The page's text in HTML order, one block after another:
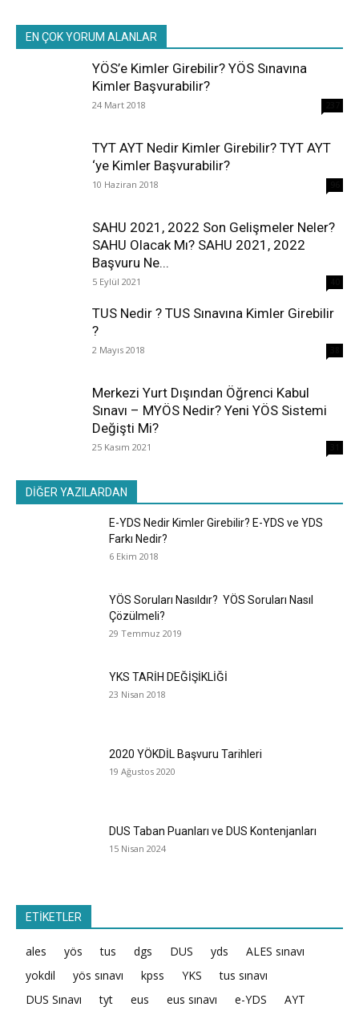
EN ÇOK YORUM ALANLAR
YÖS’e Kimler Girebilir? YÖS Sınavına
Kimler Başvurabilir?
24 Mart 2018
TYT AYT Nedir Kimler Girebilir? TYT AYT
‘ye Kimler Başvurabilir?
10 Haziran 2018
SAHU 2021, 2022 Son Gelişmeler Neler?
SAHU Olacak Mı? SAHU 2021, 2022
Başvuru Ne...
5 Eylül 2021
TUS Nedir ? TUS Sınavına Kimler Girebilir
?
2 Mayıs 2018
Merkezi Yurt Dışından Öğrenci Kabul
Sınavı – MYÖS Nedir? Yeni YÖS Sistemi
Değişti Mi?
25 Kasım 2021
DİĞER YAZILARDAN
E-YDS Nedir Kimler Girebilir? E-YDS ve YDS
Farkı Nedir?
6 Ekim 2018
YÖS Soruları Nasıldır? YÖS Soruları Nasıl
Çözülmeli?
29 Temmuz 2019
YKS TARİH DEĞİŞİKLİĞİ
23 Nisan 2018
2020 YÖKDİL Başvuru Tarihleri
19 Ağustos 2020
DUS Taban Puanları ve DUS Kontenjanları
15 Nisan 2024
ETİKETLER
ales yös tus dgs DUS yds
ALES sınavı
yokdil
yös sınavı kpss YKS
tus sınavı
DUS Sınavı
tyt eus eus sınavı e-YDS
AYT